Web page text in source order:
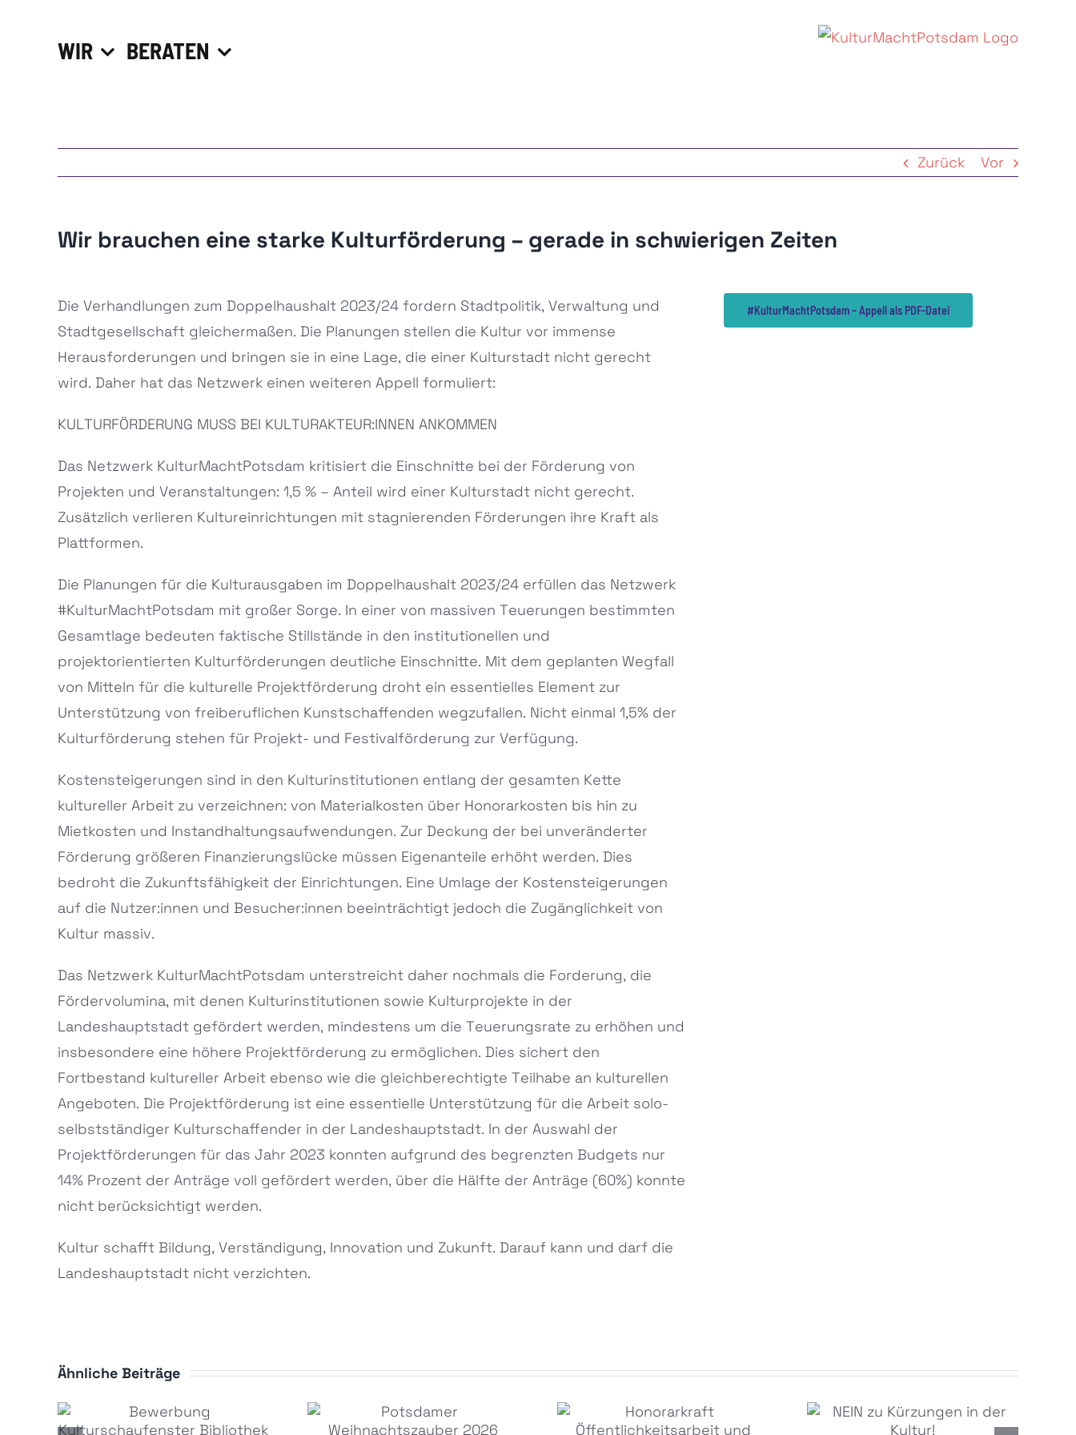
springenWIR BERATEN
Zurück Vor
Wir brauchen eine starke Kulturförderung – gerade in schwierigen Zeiten
grösseres
Bild
Die Verhandlungen zum Doppelhaushalt 2023/24 fordern Stadtpolitik, Verwaltung und
Stadtgesellschaft gleichermaßen. Die Planungen stellen die Kultur vor immense
Herausforderungen und bringen sie in eine Lage, die einer Kulturstadt nicht gerecht
wird. Daher hat das Netzwerk einen weiteren Appell formuliert:
KULTURFÖRDERUNG MUSS BEI KULTURAKTEUR:INNEN ANKOMMEN
Das Netzwerk KulturMachtPotsdam kritisiert die Einschnitte bei der Förderung von
Projekten und Veranstaltungen: 1,5 % – Anteil wird einer Kulturstadt nicht gerecht.
Zusätzlich verlieren Kultureinrichtungen mit stagnierenden Förderungen ihre Kraft als
Plattformen.
Die Planungen für die Kulturausgaben im Doppelhaushalt 2023/24 erfüllen das Netzwerk
#KulturMachtPotsdam mit großer Sorge. In einer von massiven Teuerungen bestimmten
Gesamtlage bedeuten faktische Stillstände in den institutionellen und
projektorientierten Kulturförderungen deutliche Einschnitte. Mit dem geplanten Wegfall
von Mitteln für die kulturelle Projektförderung droht ein essentielles Element zur
Unterstützung von freiberuflichen Kunstschaffenden wegzufallen. Nicht einmal 1,5% der
Kulturförderung stehen für Projekt- und Festivalförderung zur Verfügung.
Kostensteigerungen sind in den Kulturinstitutionen entlang der gesamten Kette
kultureller Arbeit zu verzeichnen: von Materialkosten über Honorarkosten bis hin zu
Mietkosten und Instandhaltungsaufwendungen. Zur Deckung der bei unveränderter
Förderung größeren Finanzierungslücke müssen Eigenanteile erhöht werden. Dies
bedroht die Zukunftsfähigkeit der Einrichtungen. Eine Umlage der Kostensteigerungen
auf die Nutzer:innen und Besucher:innen beeinträchtigt jedoch die Zugänglichkeit von
Kultur massiv.
Das Netzwerk KulturMachtPotsdam unterstreicht daher nochmals die Forderung, die
Fördervolumina, mit denen Kulturinstitutionen sowie Kulturprojekte in der
Landeshauptstadt gefördert werden, mindestens um die Teuerungsrate zu erhöhen und
insbesondere eine höhere Projektförderung zu ermöglichen. Dies sichert den
Fortbestand kultureller Arbeit ebenso wie die gleichberechtigte Teilhabe an kulturellen
Angeboten. Die Projektförderung ist eine essentielle Unterstützung für die Arbeit solo-
selbstständiger Kulturschaffender in der Landeshauptstadt. In der Auswahl der
Projektförderungen für das Jahr 2023 konnten aufgrund des begrenzten Budgets nur
14% Prozent der Anträge voll gefördert werden, über die Hälfte der Anträge (60%) konnte
nicht berücksichtigt werden.
Kultur schafft Bildung, Verständigung, Innovation und Zukunft. Darauf kann und darf die
Landeshauptstadt nicht verzichten.
#KulturMachtPotsdam – Appell als PDF-Datei
Ähnliche Beiträge
Bewerbung Potsdamer
Honorarkraft
NEIN zu Kürzungen in